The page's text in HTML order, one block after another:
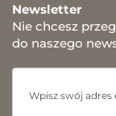
Newsletter
Nie chcesz
do naszego